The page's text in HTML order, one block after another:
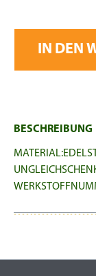
IN DEN
BESCHREIBUNG